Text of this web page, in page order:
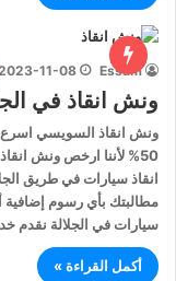
Essam
11-08
ونش انقاذ في
ونش انقاذ السويسي
50% لأننا ارخص ونش
انقاذ سيارات في طريق
سيارات في الجلالة نقدم
أكمل القراءة »